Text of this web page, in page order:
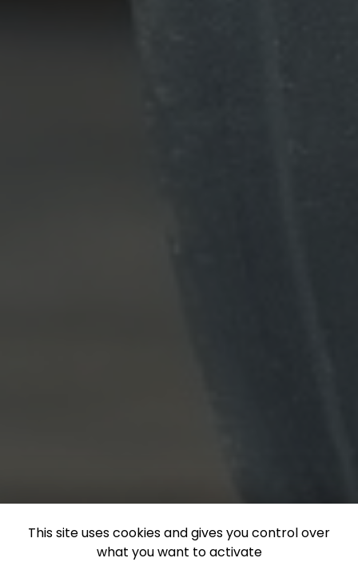
This site uses cookies and gives you control over
what you want to activate